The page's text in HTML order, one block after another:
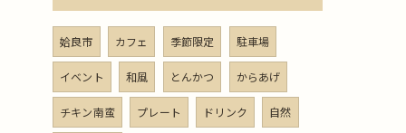
姶良市 カフェ 季節限定 駐車場
イベント 和風 とんかつ からあげ
チキン南蛮 プレート ドリンク 自然